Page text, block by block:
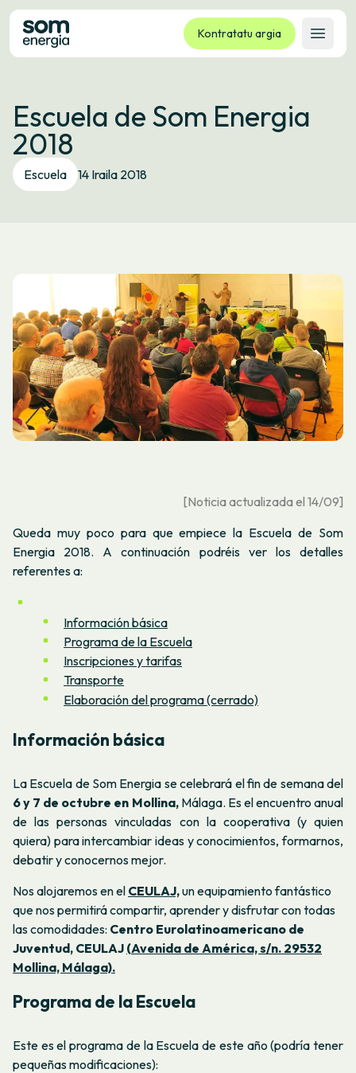
Kontratatu argia
Ireki
Tarifak
Zerbitzuak
Enpresak
Kooperatiba
CA GL EU
Escuela de Som Energia
2018
Escuela 14 Iraila 2018
[Noticia actualizada el 14/09]
Queda muy poco para que empiece la Escuela de Som
Energia 2018. A continuación podréis ver los detalles
referentes a:
Información básica
Programa de la Escuela
Inscripciones y tarifas
Transporte
Elaboración del programa (cerrado)
Información básica
La Escuela de Som Energia se celebrará el fin de semana del
6 y 7 de octubre en Mollina, Málaga. Es el encuentro anual
de las personas vinculadas con la cooperativa (y quien
quiera) para intercambiar ideas y conocimientos, formarnos,
debatir y conocernos mejor.
Nos alojaremos en el CEULAJ,un equipamiento fantástico
que nos permitirá compartir, aprender y disfrutar con todas
las comodidades: Centro Eurolatinoamericano de
Juventud, CEULAJ (Avenida de América, s/n. 29532
Mollina, Málaga).
Programa de la Escuela
Este es el programa de la Escuela de este año (podría tener
pequeñas modificaciones):